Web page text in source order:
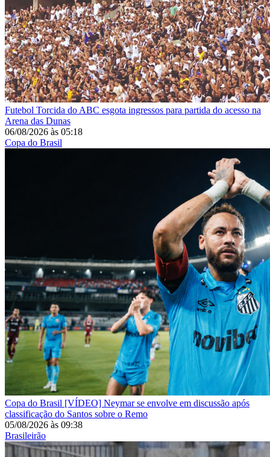
Futebol Torcida do ABC esgota ingressos para partida do acesso na
Arena das Dunas
06/08/2026 às 05:18
Copa do Brasil
Copa do Brasil [VÍDEO] Neymar se envolve em discussão após
classificação do Santos sobre o Remo
05/08/2026 às 09:38
Brasileirão